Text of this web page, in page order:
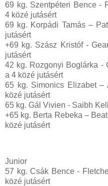
69 kg. Szentpéteri Bence -
4 közé jutásért
69 kg. Korpádi Tamás –
jutásért
+69 kg. Szász Kristóf -
jutásért
42 kg. Rozgonyi Boglárka -
a 4 közé jutásért
65 kg. Simonics Elizabet –
közé jutásért
65 kg. Gál Vivien - Saibh
+65 kg. Berta Rebeka –
közé jutásért
Junior
57 kg. Csák Bence -
közé jutásért